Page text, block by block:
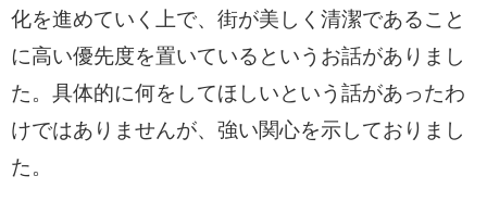
化を進めていく上で、街が美しく清潔であること
に高い優先度を置いているというお話がありまし
た。具体的に何をしてほしいという話があったわ
けではありませんが、強い関心を示しておりまし
た。